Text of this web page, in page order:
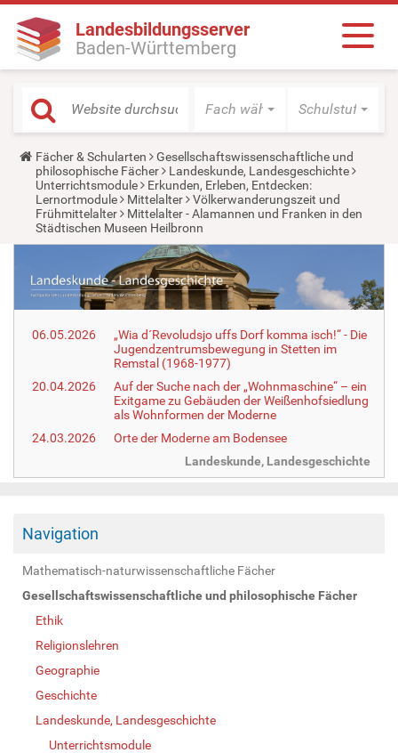
Landesbildungsserver
Baden-Württemberg
Fach wählen Schulstufe
Y
o
u
a
r
e
h
e
:
Fächer & Schularten
Gesellschaftswissenschaftliche und
philosophische Fächer
Landeskunde, Landesgeschichte
Unterrichtsmodule
Erkunden, Erleben, Entdecken:
Lernortmodule
Mittelalter
Völkerwanderungszeit und
Frühmittelalter
Mittelalter - Alamannen und Franken in den
Städtischen Museen Heilbronn
06.05.2026
„Wia d´Revoludsjo uffs Dorf komma isch!“ - Die
Jugendzentrumsbewegung in Stetten im
Remstal (1968-1977)
20.04.2026
Auf der Suche nach der „Wohnmaschine“ – ein
Exitgame zu Gebäuden der Weißenhofsiedlung
als Wohnformen der Moderne
24.03.2026
Orte der Moderne am Bodensee
Landeskunde, Landesgeschichte
Navigation
Mathematisch-naturwissenschaftliche Fächer
Gesellschaftswissenschaftliche und philosophische Fächer
Ethik
Religionslehren
Geographie
Geschichte
Landeskunde, Landesgeschichte
Unterrichtsmodule